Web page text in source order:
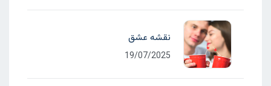
نقشه عشق
19/07/2025